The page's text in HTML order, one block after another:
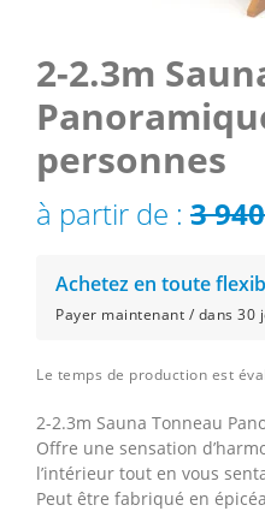
2-2.3m
personnes
à partir de : 3
Achetez en toute
Payer maintenant / dans 30
Le temps de production est
2-2.3m Sauna Tonneau
Offre une sensation
l’intérieur tout en vous
Peut être fabriqué en